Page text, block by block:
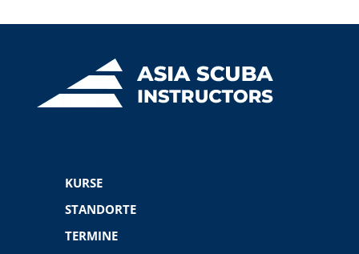
KURSE
STANDORTE
TERMINE